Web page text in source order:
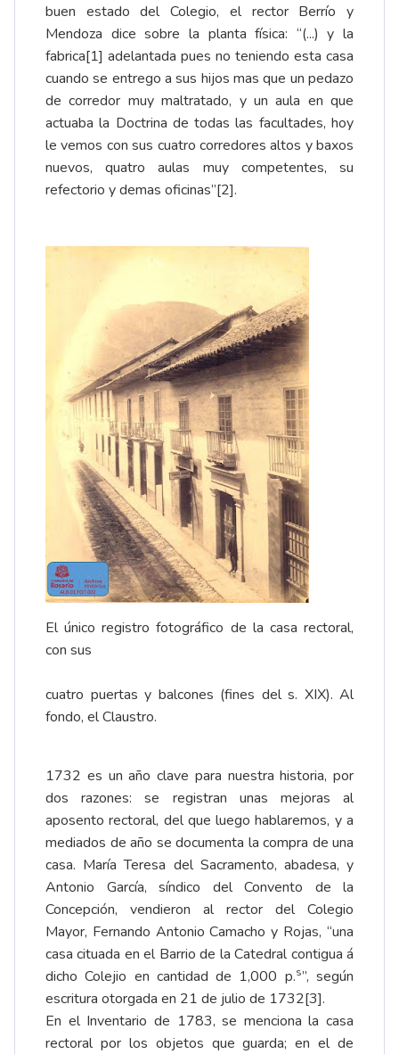
buen estado del Colegio, el rector Berrío y
Mendoza dice sobre la planta física: “(...) y la
fabrica[1] adelantada pues no teniendo esta casa
cuando se entrego a sus hijos mas que un pedazo
de corredor muy maltratado, y un aula en que
actuaba la Doctrina de todas las facultades, hoy
le vemos con sus cuatro corredores altos y baxos
nuevos, quatro aulas muy competentes, su
refectorio y demas oficinas”[2].
El único registro fotográfico de la casa rectoral,
con sus
cuatro puertas y balcones (fines del s. XIX). Al
fondo, el Claustro.
1732 es un año clave para nuestra historia, por
dos razones: se registran unas mejoras al
aposento rectoral, del que luego hablaremos, y a
mediados de año se documenta la compra de una
casa. María Teresa del Sacramento, abadesa, y
Antonio García, síndico del Convento de la
Concepción, vendieron al rector del Colegio
Mayor, Fernando Antonio Camacho y Rojas, “una
casa cituada en el Barrio de la Catedral contigua á
dicho Colejio en cantidad de 1,000 p.s”, según
escritura otorgada en 21 de julio de 1732[3].
En el Inventario de 1783, se menciona la casa
rectoral por los objetos que guarda; en el de